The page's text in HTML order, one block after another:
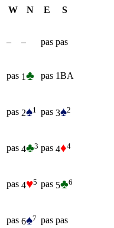
W N E S
– – pas pas
pas 1♣ pas 1BA
pas 2♠1 pas 3♠2
pas 4♣3 pas 4♦4
pas 4♥5 pas 5♣6
pas 6♠7 pas pas